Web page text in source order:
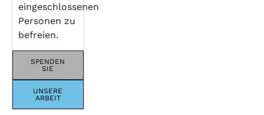
eingeschlossenen
Personen zu
befreien.
SPENDEN
SIE
UNSERE
ARBEIT